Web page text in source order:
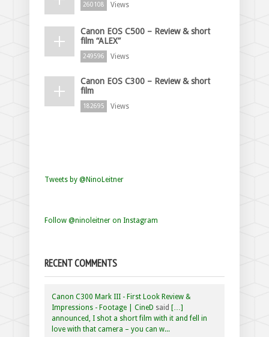
260108 Views
Canon EOS C500 – Review & short
film “ALEX”
249596 Views
Canon EOS C300 – Review & short
film
182695 Views
Tweets by @NinoLeitner
Follow @ninoleitner on Instagram
RECENT COMMENTS
Canon C300 Mark III - First Look Review &
Impressions - Footage | CineD said […]
announced, I shot a short film with it and fell in
love with that camera – you can w...